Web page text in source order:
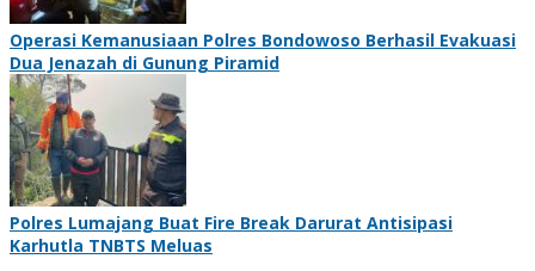
Operasi Kemanusiaan Polres Bondowoso Berhasil Evakuasi
Dua Jenazah di Gunung Piramid
Polres Lumajang Buat Fire Break Darurat Antisipasi
Karhutla TNBTS Meluas